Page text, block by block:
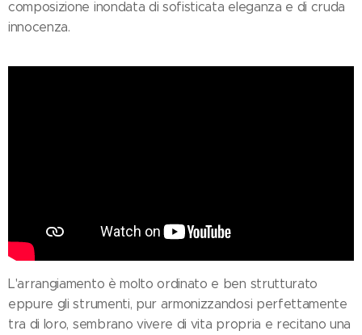
composizione inondata di sofisticata eleganza e di cruda
innocenza.
L'arrangiamento è molto ordinato e ben strutturato
eppure gli strumenti, pur armonizzandosi perfettamente
tra di loro, sembrano vivere di vita propria e recitano una